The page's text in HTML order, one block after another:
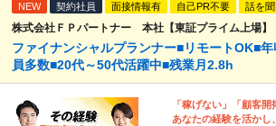
NEW 契約社員 面接情報有 自己PR不要 話を
株式会社ＦＰパートナー 本社【東証プライム上場】
ファイナンシャルプランナー■リモートOK■
員多数■20代～50代活躍中■残業月2.8h
「稼げない」「顧客
あなたの経験を活かし